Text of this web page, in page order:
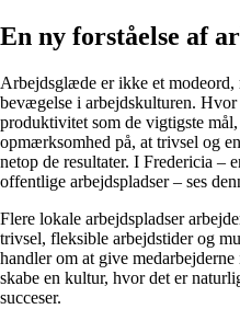
En ny forståelse af
Arbejdsglæde er ikke et
bevægelse i arbejdskulturen.
produktivitet som de vigtigste
opmærksomhed på, at trivsel og
netop de resultater. I Fredericia –
offentlige arbejdspladser – ses
Flere lokale arbejdspladser
trivsel, fleksible arbejdstider og
handler om at give
skabe en kultur, hvor det er
succeser.